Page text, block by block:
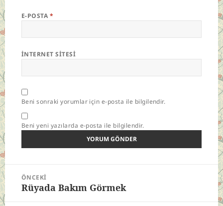
E-POSTA *
İNTERNET SITESI
Beni sonraki yorumlar için e-posta ile bilgilendir.
Beni yeni yazılarda e-posta ile bilgilendir.
Yazı
gezinmesi
ÖNCEKI
Önceki
Rüyada Bakım Görmek